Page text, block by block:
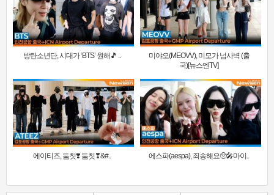
방탄소년단, 시대가 ‘BTS’ 원해🎵 ..
미야오(MEOVV), 미모가 넘사벽 (출
국)[뉴스엔TV]
에이티즈, 둠칫❣️ 둠칫❣&#.. 에스파(aespa), 죄송해요🥺🎤마이..